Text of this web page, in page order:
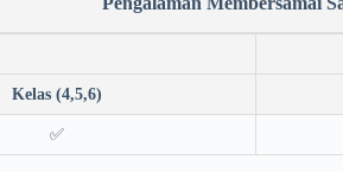
Kelas (4,5,6)
✅